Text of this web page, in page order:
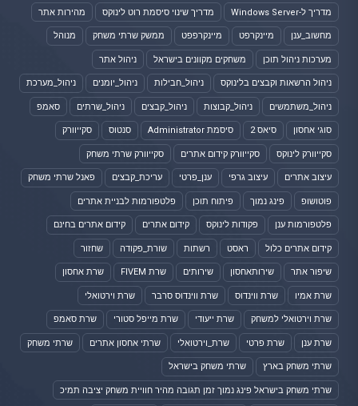
מדריך ל-Windows Server מדריך שינוי סיסמת רוט לינוקס מהירות אתר
מחשוב_ענן מיינקרפט מיינקרפפט ממשק שרתי משחק מנוהל
מערכות ניהול תוכן משחקים מקוונים בישראל ניהול אתר
ניהול הרשאות וקבצים בלינוקס ניהול_חבילות ניהול_יומנים ניהול_מערכת
ניהול_משתמשים ניהול_קבוצות ניהול_קבצים ניהול_שרתים סאמפ
סוגי אחסון סיאס 2 סיסמת Administrator סנטוס סקייוורק
סקייוורק לינוקס סקייוורק קידום אתרים סקייוורק שרתי משחק
עיצוב אתרים עיצוב גרפי ענן_פרטי עריכת_קבצים פאנל שרתי משחק
פוטושופ פינג נמוך פיתוח תוכן פלטפורמות לבניית אתרים
פלטפורמות ענן פקודות לינוקס קידום אתרים קידום אתרים בחינם
קידום אתרים כלול ראסט רשתות שורת_פקודה שחזור
שיפור אתר שירותאחסון שירותים שרת FIVEM שרת אחסון
שרת אמיו שרת ווינדוס שרת ווינדוס סרבר שרת וירטואלי
שרת וירטואלי למשחק שרת ייעודי שרת מייפל סטורי שרת סאמפ
שרת ענן שרת פרטי שרת_וירטואלי שרתי אחסון אתרים שרתי משחק
שרתי משחק בארץ שרתי משחק בישראל
שרתי משחק בישראל פינג נמוך זמן תגובה מהיר חוויית משחק יציבה תמיכ